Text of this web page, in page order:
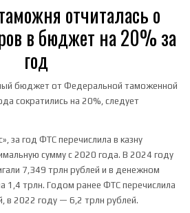
отчиталась о
в бюджет на 20% за
год
бюджет от Федеральной таможенной
сократились на 20%, следует
за год ФТС перечислила в казну
сумму с 2020 года. В 2024 году
7,349 трлн рублей и в денежном
1,4 трлн. Годом ранее ФТС перечислила
в 2022 году — 6,2 трлн рублей.